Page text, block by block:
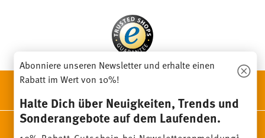
ENTDECKE UNSERE MARKEN
Design & Funktionalität für Dein Zuhause
AGB
Abonniere unseren Newsletter und erhalte einen
Rabatt im Wert von 10%!
Halte Dich über Neuigkeiten, Trends und
Sonderangebote auf dem Laufenden.
1